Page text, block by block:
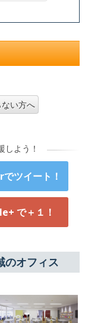
い方へ
よう！
ツイート！
で＋１！
オフィス